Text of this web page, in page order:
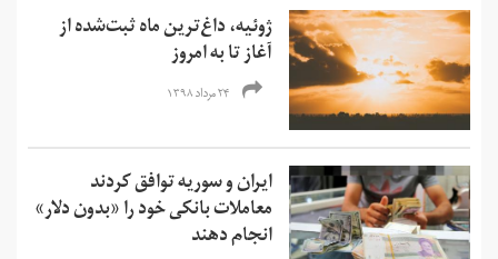
ژوئیه، داغ‌ترین ماه ثبت‌شده از
آغاز تا به امروز
۲۴ مرداد ۱۳۹۸
ایران و سوریه توافق کردند
معاملات بانکی خود را «بدون دلار»
انجام دهند